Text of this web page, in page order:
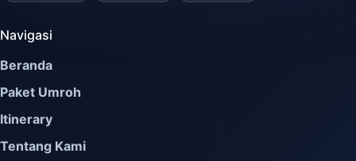
Navigasi
Beranda
Paket Umroh
Itinerary
Tentang Kami